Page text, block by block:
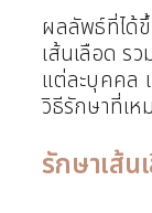
ผลลัพธ์ที่ได้
เส้นเลือด ร
แต่ละบุคคล
วิธีรักษาที่เห
รักษาเส้